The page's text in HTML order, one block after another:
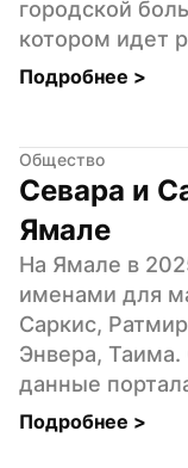
городской
котором идет
Подробнее >
Общество
Севара и
Ямале
На Ямале в
именами для
Саркис,
Энвера,
данные
Подробнее >